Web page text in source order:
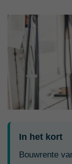
In het kort
Bouwrente